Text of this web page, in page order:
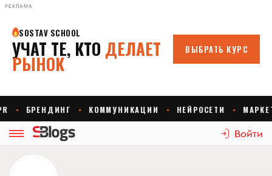
РЕКЛАМА
Войти